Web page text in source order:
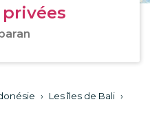
› Les îles de Bali ›